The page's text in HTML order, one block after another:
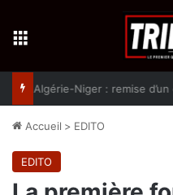
Accueil > EDITO
EDITO